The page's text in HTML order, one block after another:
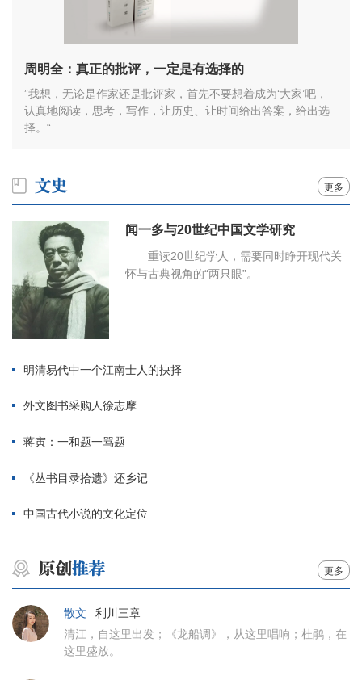
周明全：真正的批评，一定是有选择的
”我想，无论是作家还是批评家，首先不要想着成为‘大家’吧，
认真地阅读，思考，写作，让历史、让时间给出答案，给出选
择。“
更多
闻一多与20世纪中国文学研究
重读20世纪学人，需要同时睁开现代关
怀与古典视角的“两只眼”。
明清易代中一个江南士人的抉择
外文图书采购人徐志摩
蒋寅：一和题一骂题
《丛书目录拾遗》还乡记
中国古代小说的文化定位
更多
散文 利川三章
清江，自这里出发；《龙船调》，从这里唱响；杜鹃，在
这里盛放。